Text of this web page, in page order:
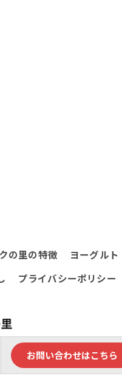
お問い合わせはこちら
の里の特徴 ヨーグルト
プライバシーポリシー
RESERVED.